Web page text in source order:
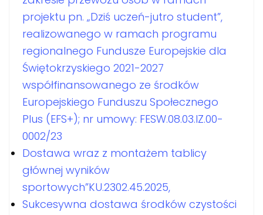
projektu pn. „Dziś uczeń-jutro student”,
realizowanego w ramach programu
regionalnego Fundusze Europejskie dla
Świętokrzyskiego 2021-2027
współfinansowanego ze środków
Europejskiego Funduszu Społecznego
Plus (EFS+); nr umowy: FESW.08.03.IZ.00-
0002/23
Dostawa wraz z montażem tablicy
głównej wyników
sportowych”KU.2302.45.2025,
Sukcesywna dostawa środków czystości